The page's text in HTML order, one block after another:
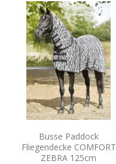
Busse Paddock
Fliegendecke COMFORT
ZEBRA 125cm